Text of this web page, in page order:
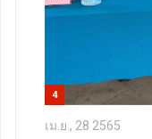
4
เม.ย., 28 2565